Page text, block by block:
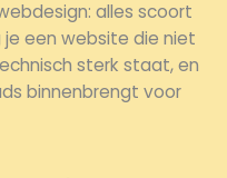
alles scoort
je een website die niet
sterk staat, en
binnenbrengt voor